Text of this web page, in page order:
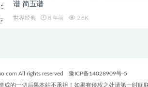
谱 简五谱
世界经典 8 年前 2.6K
All rights reserved
豫ICP备14028909号-5
的一切后果本站不承担！如果有侵权之处请第一时间